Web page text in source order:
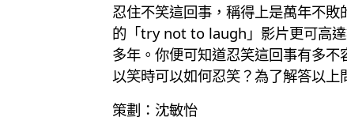
忍住不笑這回事，稱得上是萬年不
的「try not to laugh」影片更可高達
多年。你便可知道忍笑這回事有多
以笑時可以如何忍笑？為了解答以
策劃：沈敏怡